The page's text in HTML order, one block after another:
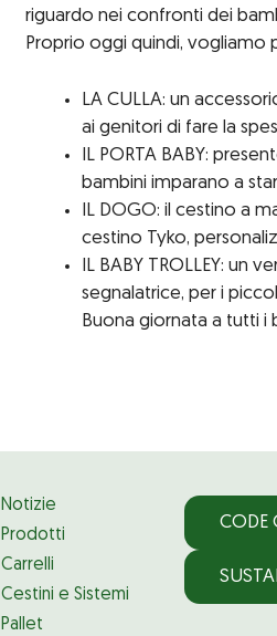
riguardo nei confronti dei
Proprio oggi quindi, vogliamo
LA CULLA: un
ai genitori di fare la
IL PORTA BABY:
bambini imparano a
IL DOGO: il cestino a
cestino Tyko,
IL BABY TROLLEY:
segnalatrice, per i
Buona giornata a tutti
Notizie
Prodotti
Carrelli
Cestini e Sistemi
Pallet
CODE